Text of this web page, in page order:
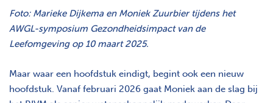
Foto: Marieke Dijkema en Moniek Zuurbier tijdens het
AWGL-symposium Gezondheidsimpact van de
Leefomgeving op 10 maart 2025.
Maar waar een hoofdstuk eindigt, begint ook een nieuw
hoofdstuk. Vanaf februari 2026 gaat Moniek aan de slag bij